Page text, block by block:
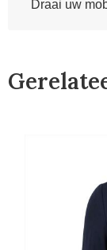
Draai uw